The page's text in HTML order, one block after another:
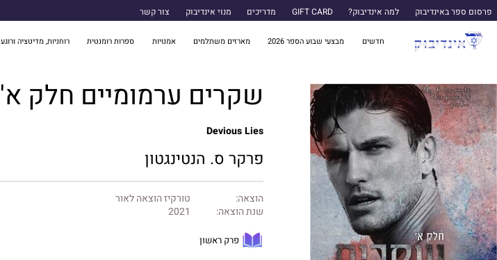
פרסום ספר באינדיבוק למה אינדיבוק? GIFT CARD מדריכים מנוי אינדיבוק צור קשר
חדשים מבצעי שבוע הספר 2026 מארזים משתלמים אמנויות ספרות רומנטית רוחניות, מדיטציה ורוגע
שקרים ערמומיים חלק א'
Devious Lies
פרקר ס. הנטינגטון
הוצאה:
טורקיז הוצאה לאור
שנת הוצאה:
2021
פרק ראשון